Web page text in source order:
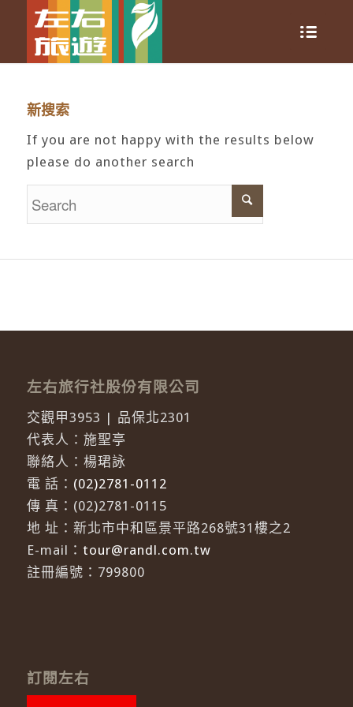
新搜索
If you are not happy with the results below
please do another search
左右旅行社股份有限公司
交觀甲3953 | 品保北2301
代表人：施聖亭
聯絡人：楊珺詠
電 話： (02)2781-0112
傳 真：(02)2781-0115
地 址：新北市中和區景平路268號31樓之2
E-mail： tour@randl.com.tw
註冊編號：799800
訂閱左右